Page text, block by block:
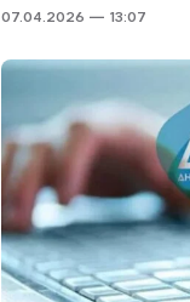
07.04.2026 — 13:07